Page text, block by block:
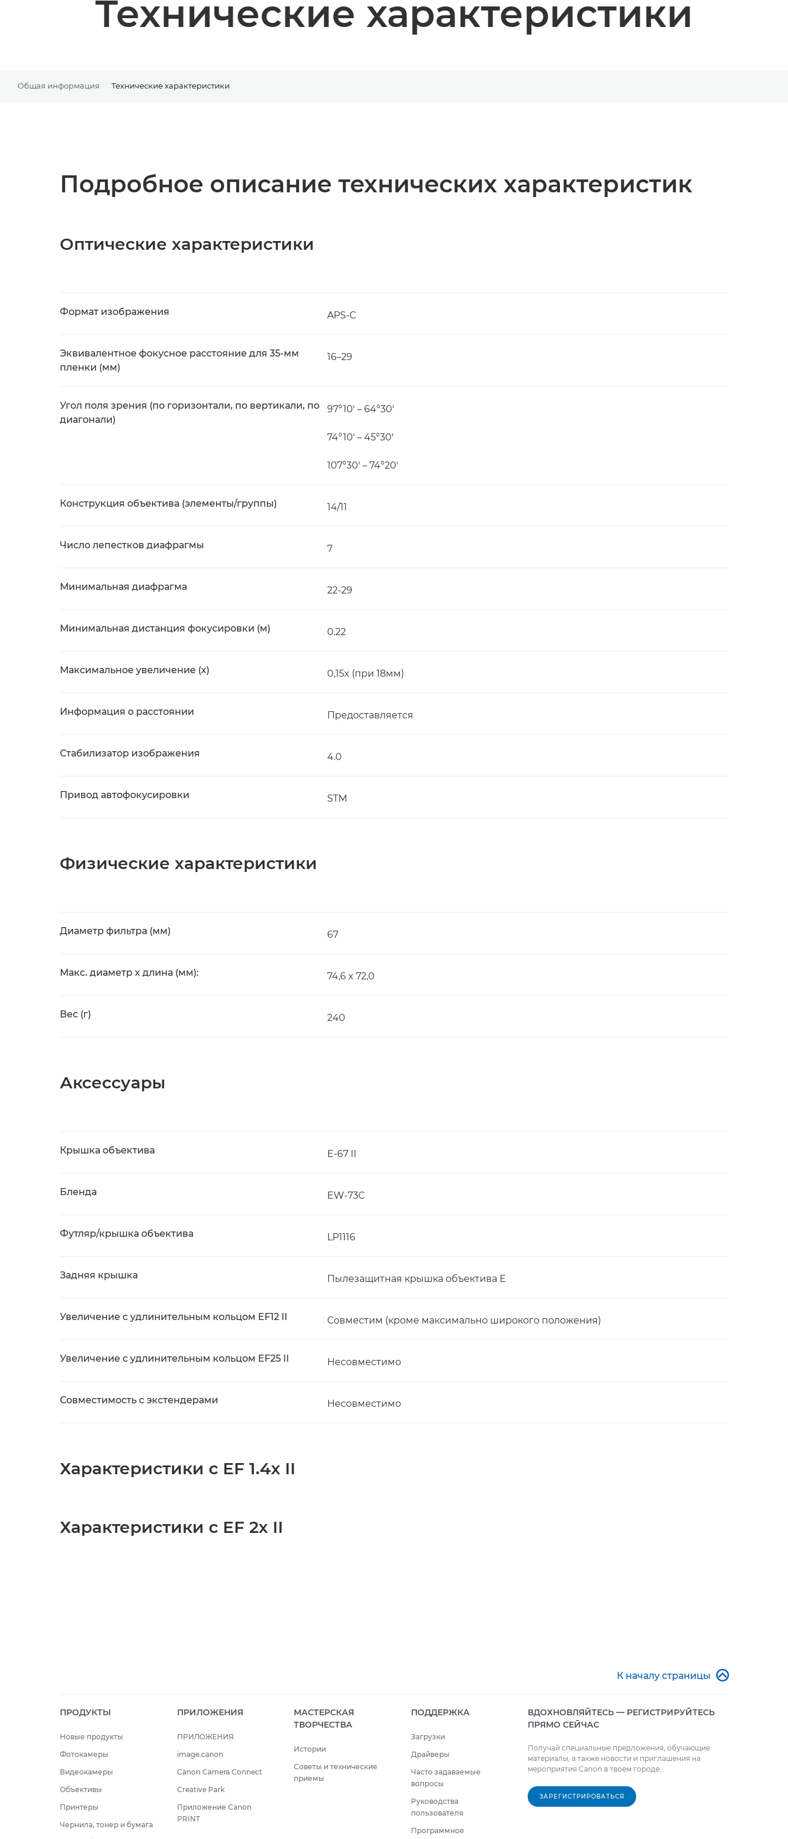
Технические характеристики
Общая информация Технические характеристики
Подробное описание технических характеристик
Оптические характеристики
Формат изображения APS-C
Эквивалентное фокусное расстояние для 35-мм
пленки (мм)
16–29
Угол поля зрения (по горизонтали, по вертикали, по
диагонали)
97°10′ – 64°30′
74°10′ – 45°30′
107°30′ – 74°20′
Конструкция объектива (элементы/группы) 14/11
Число лепестков диафрагмы 7
Минимальная диафрагма 22-29
Минимальная дистанция фокусировки (м) 0.22
Максимальное увеличение (x) 0,15x (при 18мм)
Информация о расстоянии Предоставляется
Стабилизатор изображения 4.0
Привод автофокусировки STM
Физические характеристики
Диаметр фильтра (мм) 67
Макс. диаметр x длина (мм): 74,6 x 72,0
Вес (г) 240
Аксессуары
Крышка объектива E-67 II
Бленда EW-73C
Футляр/крышка объектива LP1116
Задняя крышка Пылезащитная крышка объектива E
Увеличение с удлинительным кольцом EF12 II Совместим (кроме максимально широкого положения)
Увеличение с удлинительным кольцом EF25 II Несовместимо
Совместимость с экстендерами Несовместимо
Характеристики с EF 1.4x II
Характеристики с EF 2x II
К началу страницы 
ПРОДУКТЫ
Новые продукты
Фотокамеры
Видеокамеры
Объективы
Принтеры
Чернила, тонер и бумага
ПРИЛОЖЕНИЯ
ПРИЛОЖЕНИЯ
image.canon
Canon Camera Connect
Creative Park
Приложение Canon
PRINT
МАСТЕРСКАЯ
ТВОРЧЕСТВА
Истории
Советы и технические
приемы
ПОДДЕРЖКА
Загрузки
Драйверы
Часто задаваемые
вопросы
Руководства
пользователя
Программное
ВДОХНОВЛЯЙТЕСЬ — РЕГИСТРИРУЙТЕСЬ
ПРЯМО СЕЙЧАС
Получай специальные предложения, обучающие
материалы, а также новости и приглашения на
мероприятия Canon в твоем городе.
ЗАРЕГИСТРИРОВАТЬСЯ